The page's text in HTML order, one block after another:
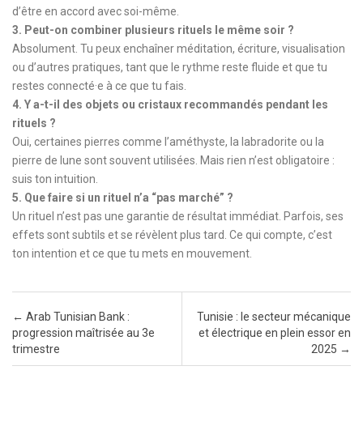
d’être en accord avec soi-même.
3. Peut-on combiner plusieurs rituels le même soir ?
Absolument. Tu peux enchaîner méditation, écriture, visualisation
ou d’autres pratiques, tant que le rythme reste fluide et que tu
restes connecté·e à ce que tu fais.
4. Y a-t-il des objets ou cristaux recommandés pendant les
rituels ?
Oui, certaines pierres comme l’améthyste, la labradorite ou la
pierre de lune sont souvent utilisées. Mais rien n’est obligatoire :
suis ton intuition.
5. Que faire si un rituel n’a “pas marché” ?
Un rituel n’est pas une garantie de résultat immédiat. Parfois, ses
effets sont subtils et se révèlent plus tard. Ce qui compte, c’est
ton intention et ce que tu mets en mouvement.
Post navigation
← Arab Tunisian Bank :
progression maîtrisée au 3e
trimestre
Tunisie : le secteur mécanique
et électrique en plein essor en
2025 →